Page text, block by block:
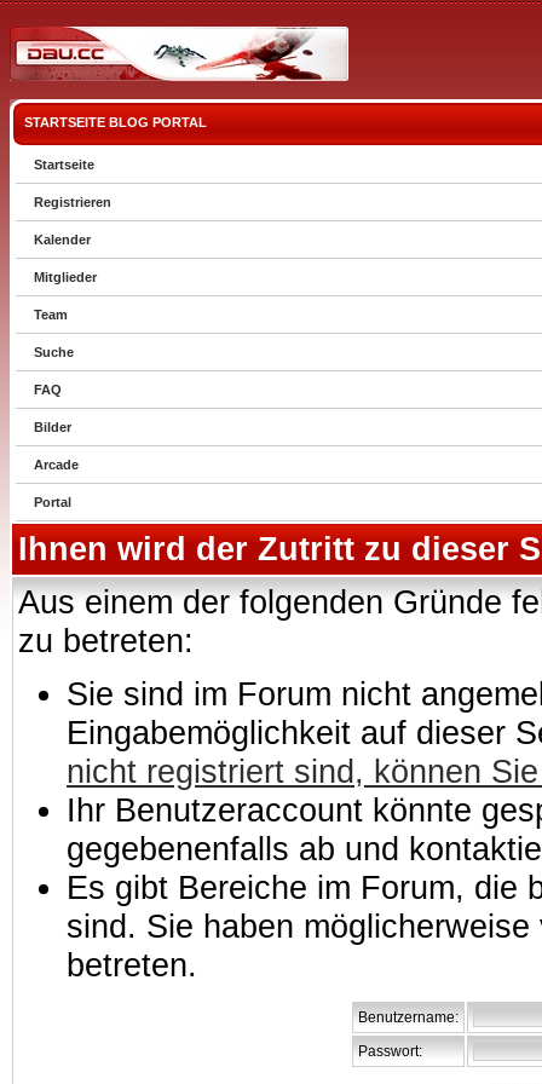
STARTSEITE BLOG PORTAL
Startseite
Registrieren
Kalender
Mitglieder
Team
Suche
FAQ
Bilder
Arcade
Portal
Ihnen wird der Zutritt zu dieser
Aus einem der folgenden Gründe
zu betreten:
Sie sind im Forum nicht
Eingabemöglichkeit auf dieser
nicht registriert sind, können
Ihr Benutzeraccount könnte
gegebenenfalls ab und
Es gibt Bereiche im Forum, die
sind. Sie haben
betreten.
Benutzername:
Passwort: